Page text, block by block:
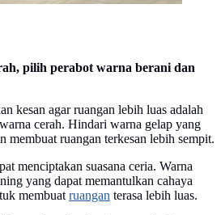
pilih perabot warna berani dan
kesan agar ruangan lebih luas adalah
cerah. Hindari warna gelap yang
membuat ruangan terkesan lebih sempit.
menciptakan suasana ceria. Warna
yang dapat memantulkan cahaya
membuatruangan terasa lebih luas.